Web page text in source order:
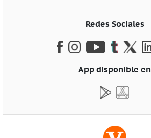
Redes Sociales
App disponible en